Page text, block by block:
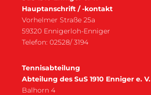
Hauptanschrift / -kontakt
Vorhelmer Straße 25a
59320 Ennigerloh-Enniger
Telefon: 02528/ 3194
Tennisabteilung
Abteilung des SuS 1910 Enniger e. V.
Balhorn 4